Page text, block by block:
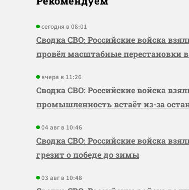
сегодня в 08:01
Сводка СВО: Российские войска
провёл масштабные перестановки
вчера в 11:26
Сводка СВО: Российские войска
промышленность встаёт из-за
04 авг в 10:46
Сводка СВО: Российские войска
грезит о победе до зимы
03 авг в 10:48